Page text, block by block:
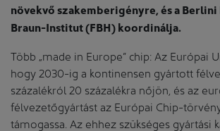
növekvő szakemberigényre, és a
Braun-Institut (FBH) koordinálja.
Több „made in Europe” chip: Az Európai
hogy 2030-ig a kontinensen gyártott
százalékról 20 százalékra nőjön, és az
félvezetőgyártást az Európai Chip-
támogassa. Az ehhez szükséges gyártási